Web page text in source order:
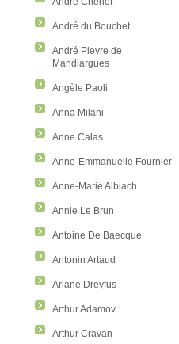
André du Bouchet
André Pieyre de
Mandiargues
Angèle Paoli
Anna Milani
Anne Calas
Anne-Emmanuelle Fournier
Anne-Marie Albiach
Annie Le Brun
Antoine De Baecque
Antonin Artaud
Ariane Dreyfus
Arthur Adamov
Arthur Cravan